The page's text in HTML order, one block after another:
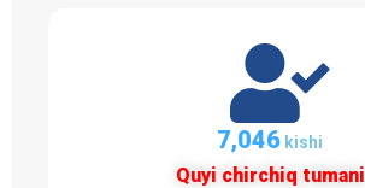
7,047 kishi
Quyi chirchiq tumani